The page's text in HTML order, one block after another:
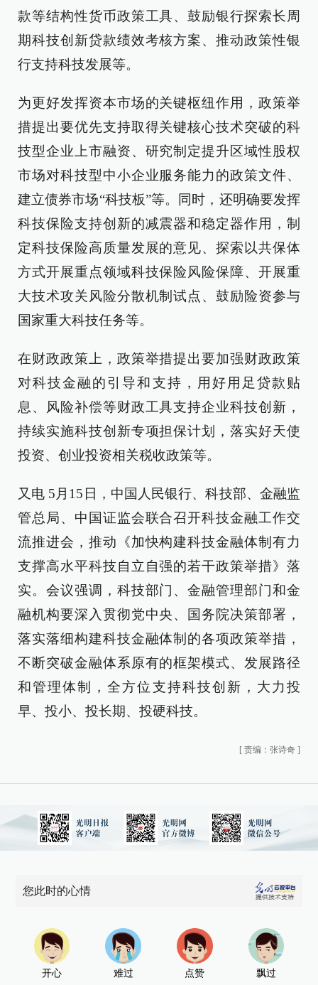
款等结构性货币政策工具、鼓励银行探索长周
期科技创新贷款绩效考核方案、推动政策性银
行支持科技发展等。
为更好发挥资本市场的关键枢纽作用，政策举
措提出要优先支持取得关键核心技术突破的科
技型企业上市融资、研究制定提升区域性股权
市场对科技型中小企业服务能力的政策文件、
建立债券市场“科技板”等。同时，还明确要发挥
科技保险支持创新的减震器和稳定器作用，制
定科技保险高质量发展的意见、探索以共保体
方式开展重点领域科技保险风险保障、开展重
大技术攻关风险分散机制试点、鼓励险资参与
国家重大科技任务等。
在财政政策上，政策举措提出要加强财政政策
对科技金融的引导和支持，用好用足贷款贴
息、风险补偿等财政工具支持企业科技创新，
持续实施科技创新专项担保计划，落实好天使
投资、创业投资相关税收政策等。
又电 5月15日，中国人民银行、科技部、金融监
管总局、中国证监会联合召开科技金融工作交
流推进会，推动《加快构建科技金融体制有力
支撑高水平科技自立自强的若干政策举措》落
实。会议强调，科技部门、金融管理部门和金
融机构要深入贯彻党中央、国务院决策部署，
落实落细构建科技金融体制的各项政策举措，
不断突破金融体系原有的框架模式、发展路径
和管理体制，全方位支持科技创新，大力投
早、投小、投长期、投硬科技。
[ 责编：张诗奇 ]
您此时的心情
开心 难过 点赞 飘过